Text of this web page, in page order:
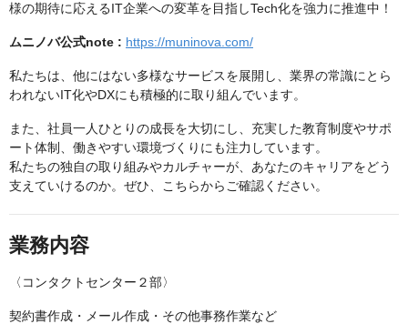
様の期待に応えるIT企業への変革を目指しTech化を強力に推進中！
ムニノバ公式note : https://muninova.com/
私たちは、他にはない多様なサービスを展開し、業界の常識にとら
われないIT化やDXにも積極的に取り組んでいます。
また、社員一人ひとりの成長を大切にし、充実した教育制度やサポ
ート体制、働きやすい環境づくりにも注力しています。
私たちの独自の取り組みやカルチャーが、あなたのキャリアをどう
支えていけるのか。ぜひ、こちらからご確認ください。
業務内容
〈コンタクトセンター２部〉
契約書作成・メール作成・その他事務作業など